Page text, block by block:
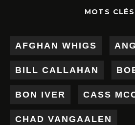
MOTS CLÉS
AFGHAN WHIGS
BILL CALLAHAN
BON IVER CASS
CHAD VANGAALEN